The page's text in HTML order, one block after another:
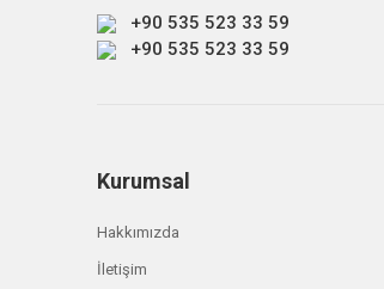
+90 535 523 33 59
+90 535 523 33 59
Kurumsal
Hakkımızda
İletişim